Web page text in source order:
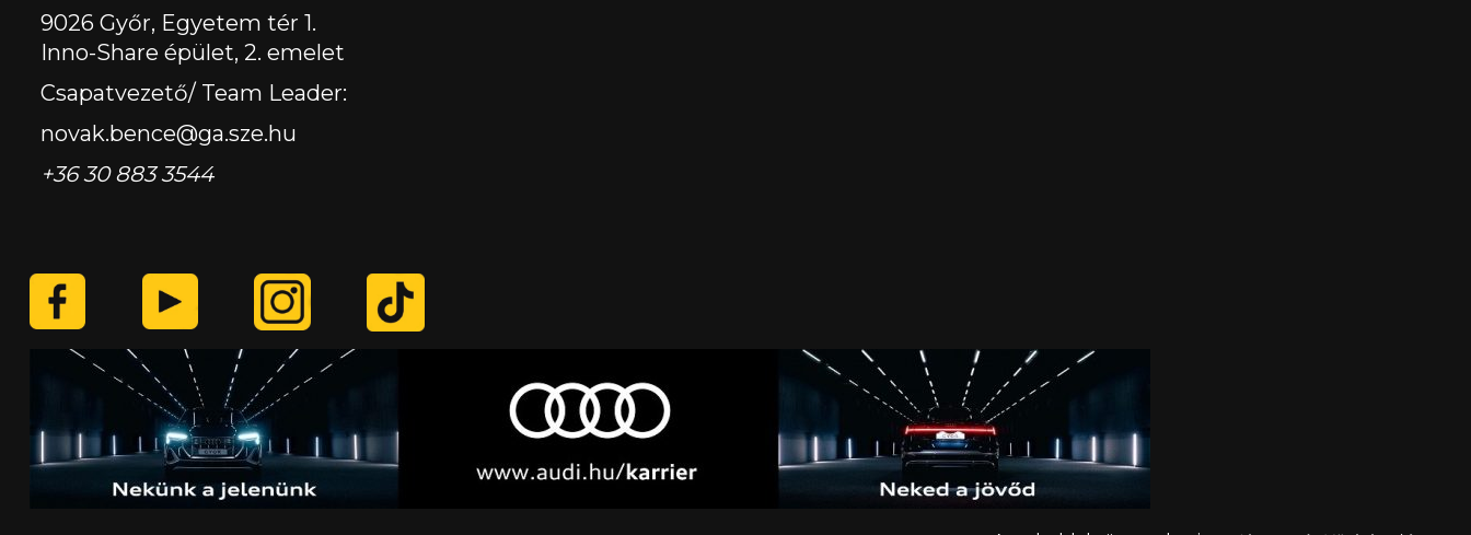
9026 Győr, Egyetem tér 1.
Inno-Share épület, 2. emelet
Csapatvezető/ Team Leader:
novak.bence@ga.sze.hu
+36 30 883 3544